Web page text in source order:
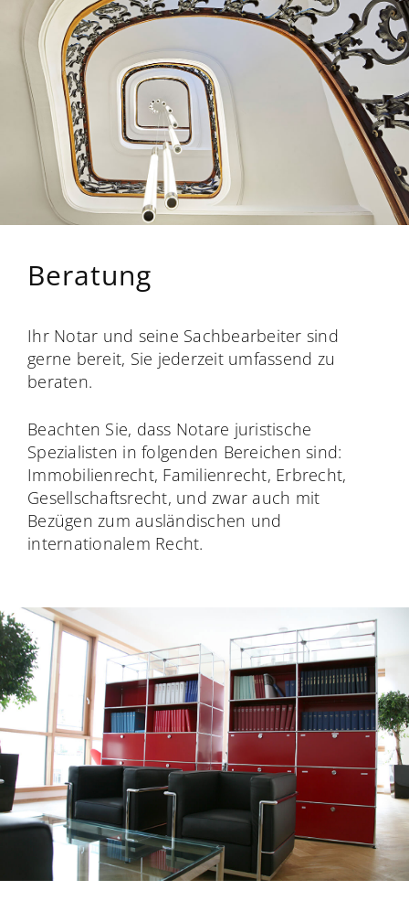
Beratung
Ihr Notar und seine Sachbearbeiter sind
gerne bereit, Sie jederzeit umfassend zu
beraten.
Beachten Sie, dass Notare juristische
Spezialisten in folgenden Bereichen sind:
Immobilienrecht, Familienrecht, Erbrecht,
Gesellschaftsrecht, und zwar auch mit
Bezügen zum ausländischen und
internationalem Recht.